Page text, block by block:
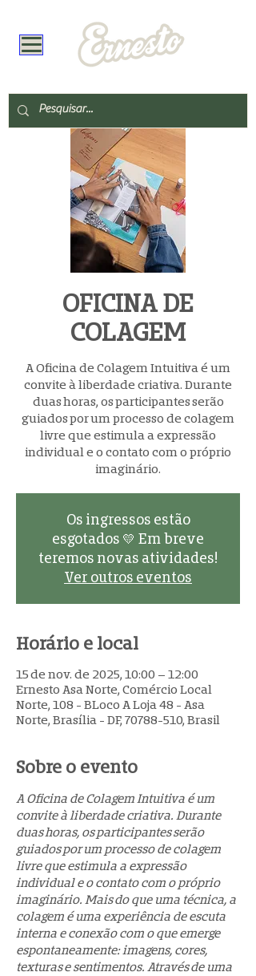
OFICINA DE
COLAGEM
A Oficina de Colagem Intuitiva é um
convite à liberdade criativa. Durante
duas horas, os participantes serão
guiados por um processo de colagem
livre que estimula a expressão
individual e o contato com o próprio
imaginário.
Os ingressos estão
esgotados 💛 Em breve
teremos novas atividades!
Ver outros eventos
Horário e local
15 de nov. de 2025, 10:00 – 12:00
Ernesto Asa Norte, Comércio Local
Norte, 108 - BLoco A Loja 48 - Asa
Norte, Brasília - DF, 70788-510, Brasil
Sobre o evento
A Oficina de Colagem Intuitiva é um
convite à liberdade criativa. Durante
duas horas, os participantes serão
guiados por um processo de colagem
livre que estimula a expressão
individual e o contato com o próprio
imaginário. Mais do que uma técnica, a
colagem é uma experiência de escuta
interna e conexão com o que emerge
espontaneamente: imagens, cores,
texturas e sentimentos. Através de uma